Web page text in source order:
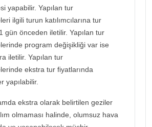
yapabilir. Yapılan tur
ilgili turun katılımcılarına tur
gün önceden iletilir. Yapılan tur
program değişikliği var ise
iletilir. Yapılan tur
ekstra tur fiyatlarında
yapılabilir.
ekstra olarak belirtilen geziler
olmaması halinde, olumsuz hava